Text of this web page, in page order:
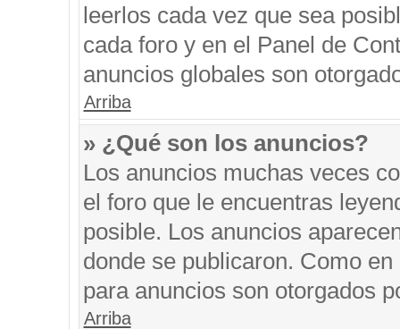
leerlos cada vez que sea
cada foro y en el Panel de
anuncios globales son
Arriba
» ¿Qué son los anuncios?
Los anuncios muchas veces
el foro que le encuentras
posible. Los anuncios
donde se publicaron. Como
para anuncios son otorgados
Arriba